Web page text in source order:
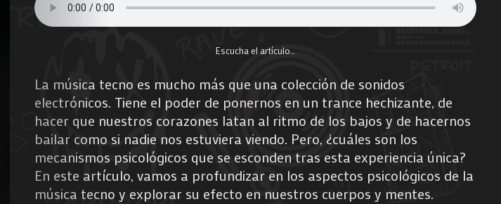
Escucha el artículo…
La música tecno es mucho más que una colección de sonidos
electrónicos. Tiene el poder de ponernos en un trance hechizante, de
hacer que nuestros corazones latan al ritmo de los bajos y de hacernos
bailar como si nadie nos estuviera viendo. Pero, ¿cuáles son los
mecanismos psicológicos que se esconden tras esta experiencia única?
En este artículo, vamos a profundizar en los aspectos psicológicos de la
música tecno y explorar su efecto en nuestros cuerpos y mentes.